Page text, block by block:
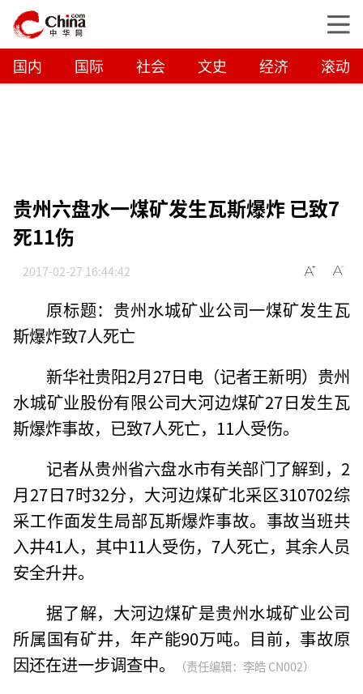
国内 国际 社会 文史 经济 滚动
贵州六盘水一煤矿发生瓦斯爆炸 已致7
死11伤
2017-02-27 16:44:42
原标题：贵州水城矿业公司一煤矿发生瓦
斯爆炸致7人死亡
新华社贵阳2月27日电（记者王新明）贵州
水城矿业股份有限公司大河边煤矿27日发生瓦
斯爆炸事故，已致7人死亡，11人受伤。
记者从贵州省六盘水市有关部门了解到，2
月27日7时32分，大河边煤矿北采区310702综
采工作面发生局部瓦斯爆炸事故。事故当班共
入井41人，其中11人受伤，7人死亡，其余人员
安全升井。
据了解，大河边煤矿是贵州水城矿业公司
所属国有矿井，年产能90万吨。目前，事故原
因还在进一步调查中。
（责任编辑：李皓 CN002）